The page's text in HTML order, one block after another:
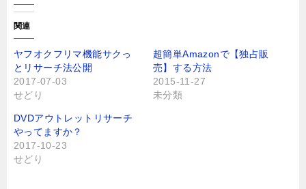
し
て
T
i
t
t
e
r
で
共
(
新
し
い
ウ
ィ
ン
共
有
す
る
に
リ
ッ
ク
し
て
関連
ヤフオクフリマ機能サクっ
とリサーチ法公開
2017-07-03
せどり
超簡単Amazonで【独占販
売】する方法
2015-11-27
未分類
DVDアウトレットリサーチ
やってますか？
2017-10-23
せどり